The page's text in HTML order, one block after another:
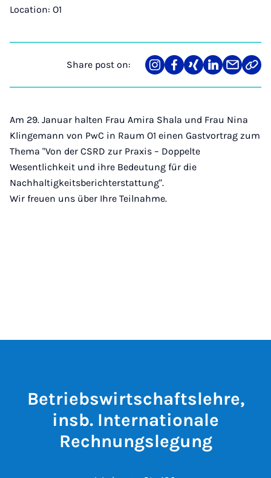
Location: O1
Share post on:
Share
on
Teilen
auf
Teilen
auf
Teilen
auf
Teilen
über
Mail
Link
Am 29. Januar halten Frau Amira Shala und Frau Nina
Klingemann von PwC in Raum O1 einen Gastvortrag zum
Thema "Von der CSRD zur Praxis – Doppelte
Wesentlichkeit und ihre Bedeutung für die
Nachhaltigkeitsberichterstattung".
Wir freuen uns über Ihre Teilnahme.
Betriebswirtschaftslehre,
insb. Internationale
Rechnungslegung